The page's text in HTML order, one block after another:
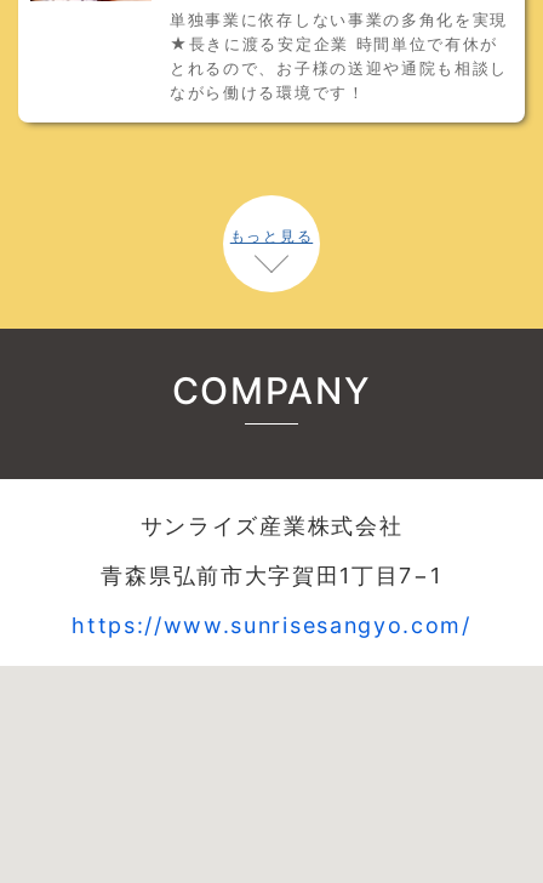
単独事業に依存しない事業の多角化を実現
★長きに渡る安定企業 時間単位で有休が
とれるので、お子様の送迎や通院も相談し
ながら働ける環境です！
もっと見る
COMPANY
サンライズ産業株式会社
青森県弘前市大字賀田1丁目7−1
https://www.sunrisesangyo.com/